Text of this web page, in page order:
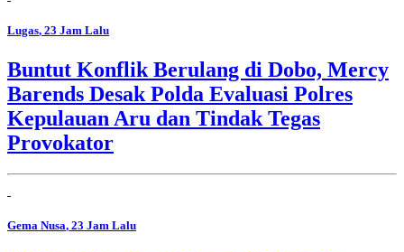
Lugas, 23 Jam Lalu
Buntut Konflik Berulang di Dobo, Mercy
Barends Desak Polda Evaluasi Polres
Kepulauan Aru dan Tindak Tegas
Provokator
Gema Nusa, 23 Jam Lalu